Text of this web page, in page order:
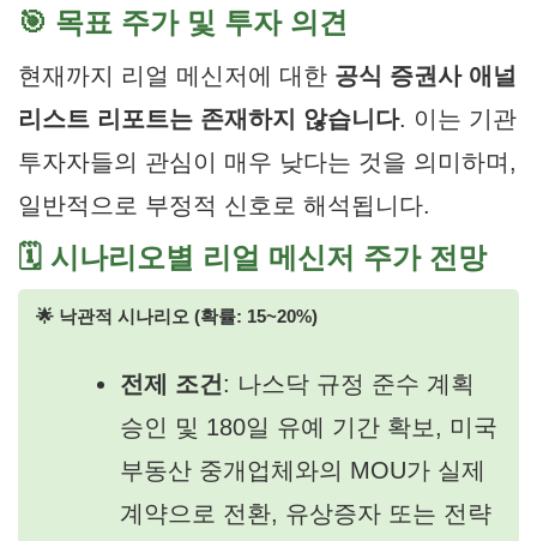
🎯 목표 주가 및 투자 의견
현재까지 리얼 메신저에 대한 공식 증권사 애널
리스트 리포트는 존재하지 않습니다. 이는 기관
투자자들의 관심이 매우 낮다는 것을 의미하며,
일반적으로 부정적 신호로 해석됩니다.
🗓️ 시나리오별 리얼 메신저 주가 전망
🌟 낙관적 시나리오 (확률: 15~20%)
전제 조건: 나스닥 규정 준수 계획
승인 및 180일 유예 기간 확보, 미국
부동산 중개업체와의 MOU가 실제
계약으로 전환, 유상증자 또는 전략